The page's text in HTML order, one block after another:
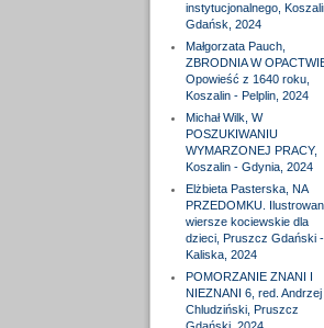
instytucjonalnego,
Gdańsk, 2024
Małgorzata Pauch,
ZBRODNIA W
Opowieść z 1640 roku,
Koszalin - Pelplin, 2024
Michał Wilk, W
POSZUKIWANIU
WYMARZONEJ PRACY,
Koszalin - Gdynia, 2024
Elżbieta Pasterska, NA
PRZEDOMKU.
wiersze kociewskie dla
dzieci, Pruszcz Gdański -
Kaliska, 2024
POMORZANIE ZNANI I
NIEZNANI 6, red. Andrzej
Chludziński, Pruszcz